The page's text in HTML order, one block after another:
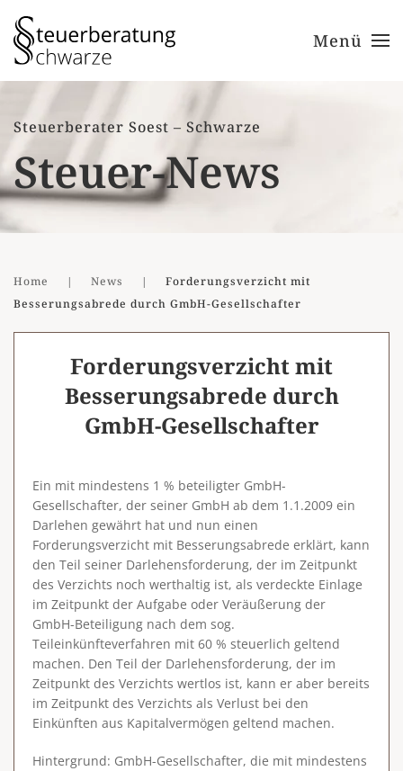
Zum Hauptinhalt springen Menü
Steuerberater Soest – Schwarze
Steuer-News
Home News
Forderungsverzicht mit
Besserungsabrede durch GmbH-Gesellschafter
Forderungsverzicht mit
Besserungsabrede durch
GmbH-Gesellschafter
Ein mit mindestens 1 % beteiligter GmbH-
Gesellschafter, der seiner GmbH ab dem 1.1.2009 ein
Darlehen gewährt hat und nun einen
Forderungsverzicht mit Besserungsabrede erklärt, kann
den Teil seiner Darlehensforderung, der im Zeitpunkt
des Verzichts noch werthaltig ist, als verdeckte Einlage
im Zeitpunkt der Aufgabe oder Veräußerung der
GmbH-Beteiligung nach dem sog.
Teileinkünfteverfahren mit 60 % steuerlich geltend
machen. Den Teil der Darlehensforderung, der im
Zeitpunkt des Verzichts wertlos ist, kann er aber bereits
im Zeitpunkt des Verzichts als Verlust bei den
Einkünften aus Kapitalvermögen geltend machen.
Hintergrund: GmbH-Gesellschafter, die mit mindestens